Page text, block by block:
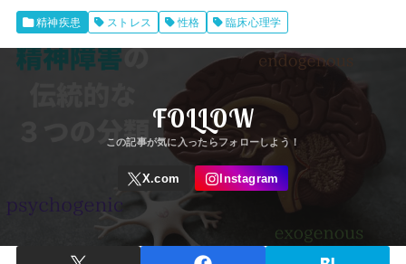
精神疾患 ストレス 性格 臨床心理学
FOLLOW